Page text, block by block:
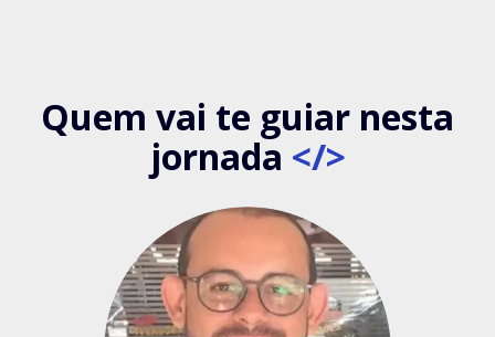
Quem vai te guiar nesta
jornada </>